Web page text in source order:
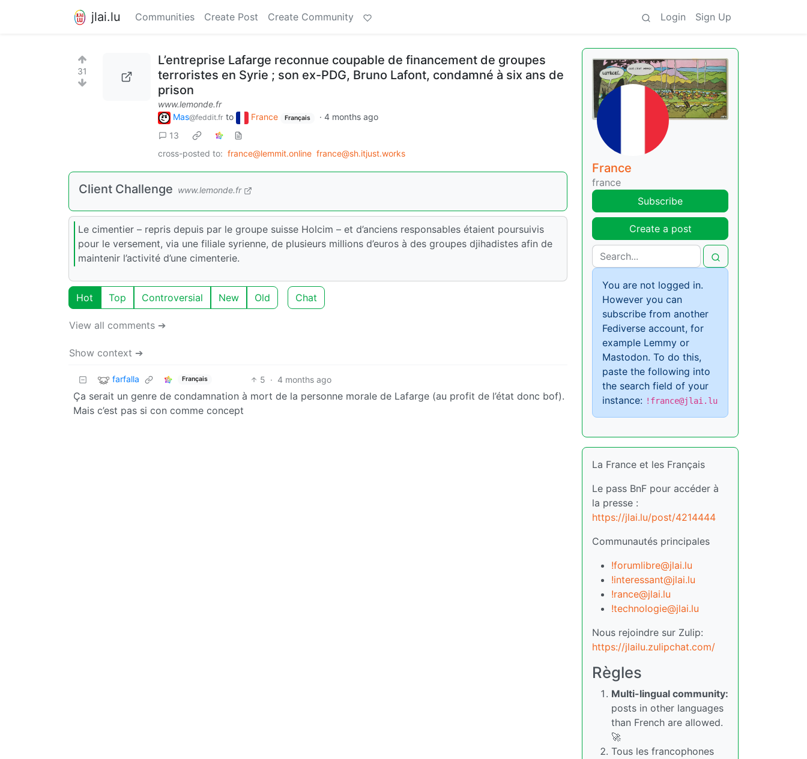
jlai.lu Communities Create Post Create Community Login Sign Up
31
L’entreprise Lafarge reconnue coupable de financement de groupes
terroristes en Syrie ; son ex-PDG, Bruno Lafont, condamné à six ans de
prison
www.lemonde.fr
Mas@feddit.fr to France Français · 4 months ago
13
cross-posted to: france@lemmit.online france@sh.itjust.works
Client Challenge www.lemonde.fr
Le cimentier – repris depuis par le groupe suisse Holcim – et d’anciens responsables étaient poursuivis
pour le versement, via une filiale syrienne, de plusieurs millions d’euros à des groupes djihadistes afin de
maintenir l’activité d’une cimenterie.
Hot Top Controversial New Old Chat
View all comments ➔
Show context ➔
farfalla Français 5 · 4 months ago
Ça serait un genre de condamnation à mort de la personne morale de Lafarge (au profit de l’état donc bof).
Mais c’est pas si con comme concept
France
france
Subscribe
Create a post
You are not logged in.
However you can
subscribe from another
Fediverse account, for
example Lemmy or
Mastodon. To do this,
paste the following into
the search field of your
instance: !france@jlai.lu
La France et les Français
Le pass BnF pour accéder à
la presse :
https://jlai.lu/post/4214444
Communautés principales
!forumlibre@jlai.lu
!interessant@jlai.lu
!rance@jlai.lu
!technologie@jlai.lu
Nous rejoindre sur Zulip:
https://jlailu.zulipchat.com/
Règles
Multi-lingual community:
posts in other languages
than French are allowed.
🚀
Tous les francophones